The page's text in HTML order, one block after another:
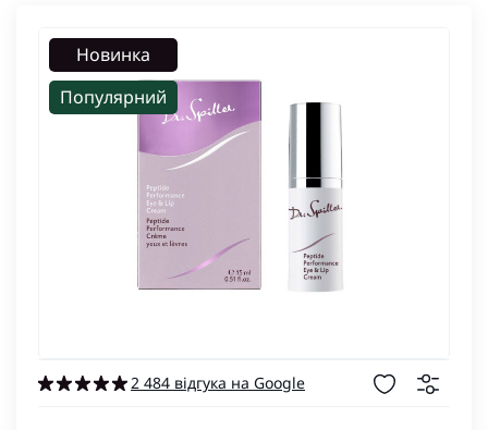
Новинка
Популярний
2 484 відгука на Google